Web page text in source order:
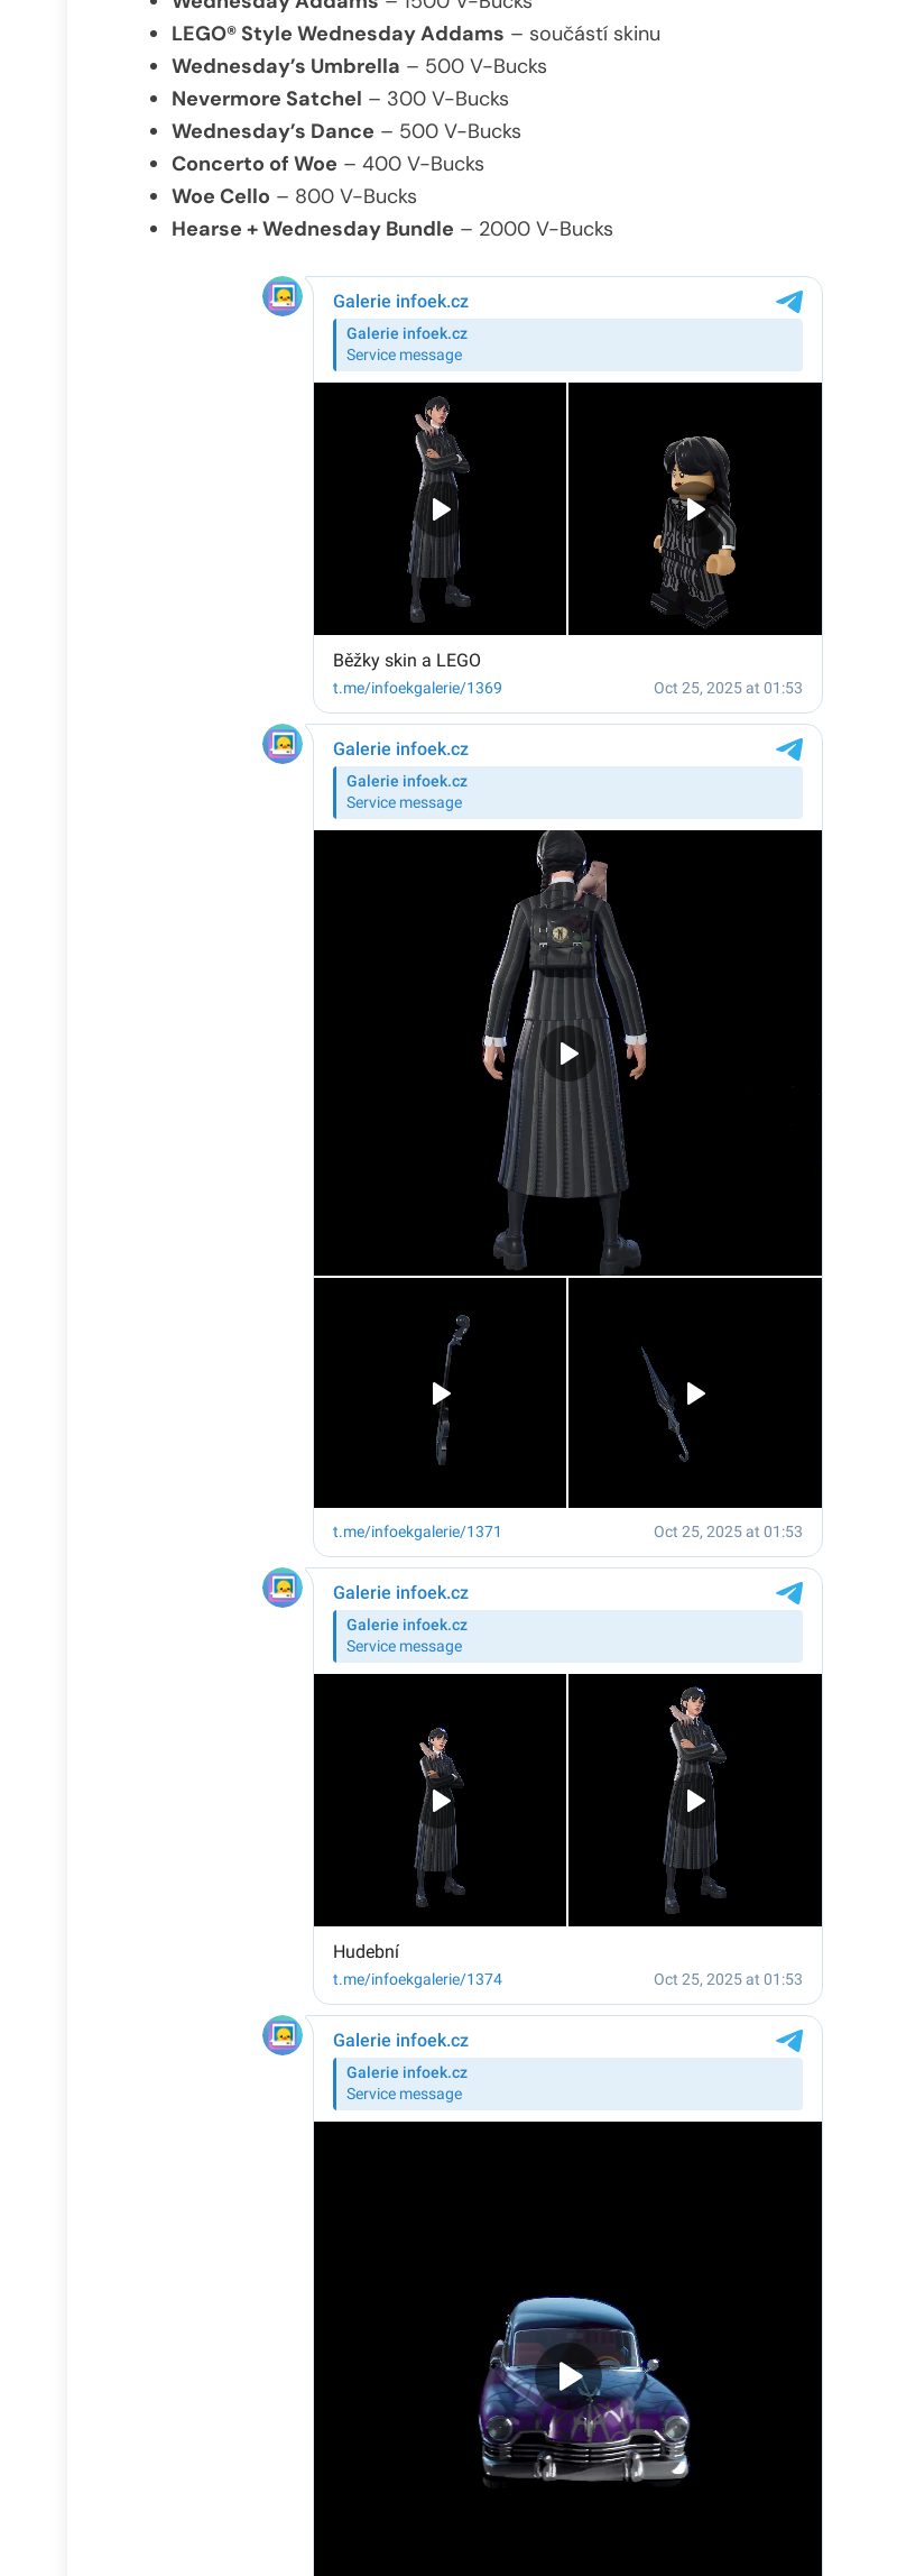
LEGO® Style Wednesday Addams – součástí skinu
Wednesday’s Umbrella – 500 V-Bucks
Nevermore Satchel – 300 V-Bucks
Wednesday’s Dance – 500 V-Bucks
Concerto of Woe – 400 V-Bucks
Woe Cello – 800 V-Bucks
Hearse + Wednesday Bundle – 2000 V-Bucks